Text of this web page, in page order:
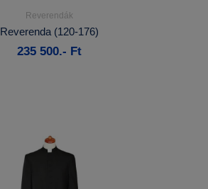
Kosárba
Reverendák
Reverenda (120-176)
235 500.- Ft